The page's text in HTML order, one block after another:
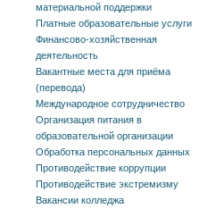
материальной поддержки
Платные образовательные услуги
Финансово-хозяйственная
деятельность
Вакантные места для приёма
(перевода)
Международное сотрудничество
Организация питания в
образовательной организации
Обработка персональных данных
Противодействие коррупции
Противодействие экстремизму
Вакансии колледжа